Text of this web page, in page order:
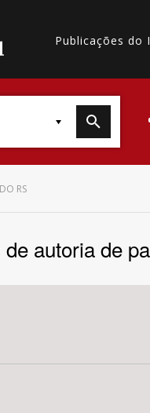
Publicações do
RS
autoria de